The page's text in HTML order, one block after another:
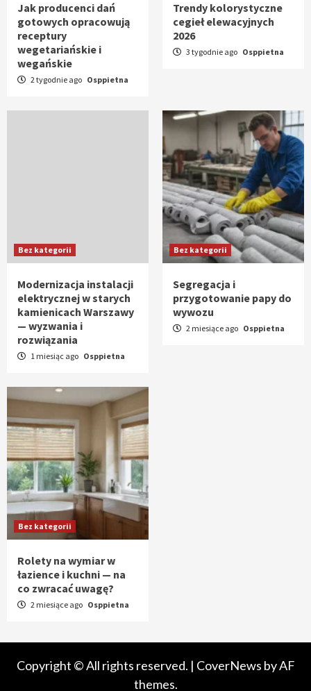
Jak producenci dań
gotowych opracowują
receptury
wegetariańskie i
wegańskie
2 tygodnie ago Osppietna
Trendy kolorystyczne
cegieł elewacyjnych
2026
3 tygodnie ago Osppietna
Bez kategorii
Modernizacja instalacji
elektrycznej w starych
kamienicach Warszawy
— wyzwania i
rozwiązania
1 miesiąc ago Osppietna
Bez kategorii
Segregacja i
przygotowanie papy do
wywozu
2 miesiące ago Osppietna
Bez kategorii
Rolety na wymiar w
łazience i kuchni — na
co zwracać uwagę?
2 miesiące ago Osppietna
Copyright © All rights reserved. | CoverNews by AF
themes.